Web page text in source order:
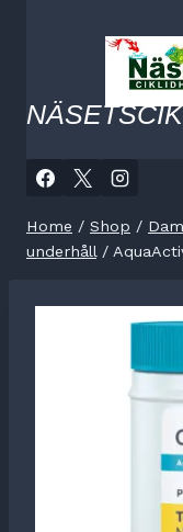
Home / Shop /
underhåll /